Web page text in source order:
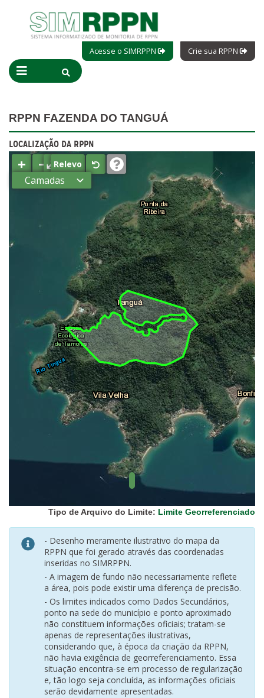
Acesse o SIMRPPN Crie sua RPPN
RPPN FAZENDA DO TANGUÁ
LOCALIZAÇÃO DA RPPN
+ −⤢Relevo
Camadas
Terras
UC Federal
UC Estaduais
Municipais
Hidrografia
1:1.000.000
(ANA)
Biomas
(IBGE)
Vegetação
(IBGE)
Tipo de Arquivo do Limite: Limite Georreferenciado
- Desenho meramente ilustrativo do mapa da
RPPN que foi gerado através das coordenadas
inseridas no SIMRPPN.
- A imagem de fundo não necessariamente reflete
a área, pois pode existir uma diferença de precisão.
- Os limites indicados como Dados Secundários,
ponto na sede do município e ponto aproximado
não constituem informações oficiais; tratam-se
apenas de representações ilustrativas,
considerando que, à época da criação da RPPN,
não havia exigência de georreferenciamento. Essa
situação encontra-se em processo de regularização
e, tão logo seja concluída, as informações oficiais
serão devidamente apresentadas.